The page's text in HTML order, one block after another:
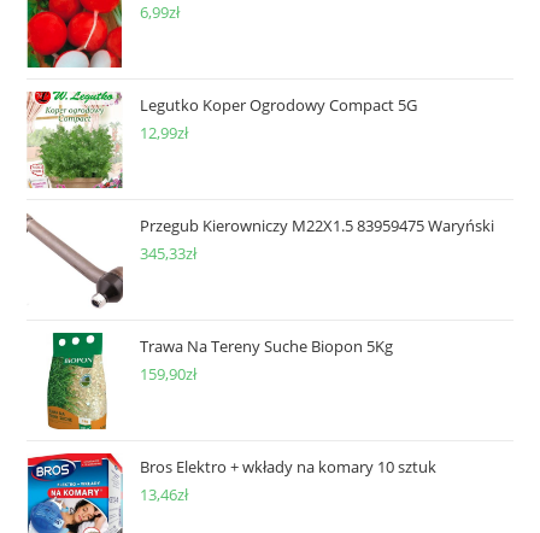
6,99zł
Legutko Koper Ogrodowy Compact 5G
12,99zł
Przegub Kierowniczy M22X1.5 83959475 Waryński
345,33zł
Trawa Na Tereny Suche Biopon 5Kg
159,90zł
Bros Elektro + wkłady na komary 10 sztuk
13,46zł